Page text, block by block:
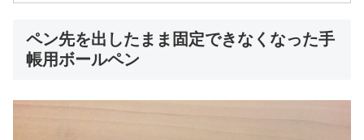
ペン先を出したまま固定できなくなった手
帳用ボールペン